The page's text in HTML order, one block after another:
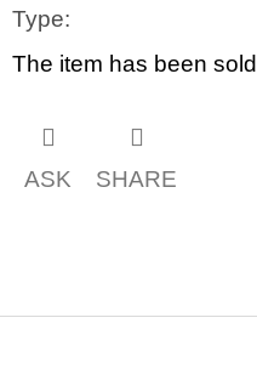
Type:
The item has been
ASK SHARE